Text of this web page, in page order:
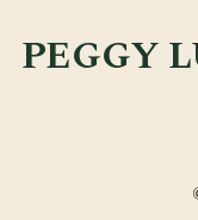
Inhalt
springen
PEGGY